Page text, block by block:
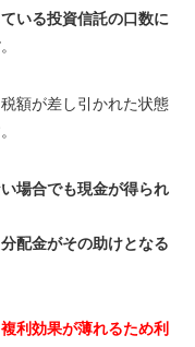
いる投資信託の口数に
。
額が差し引かれた状態
場合でも現金が得られ
分配金がその助けとなる
複利効果が薄れるため利